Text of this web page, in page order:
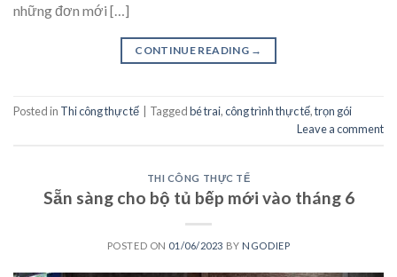
những đơn mới […]
CONTINUE READING →
Posted in Thi công thực tế Taggedbé trai,công trình thực tế,trọn gói
Leave a comment
THI CÔNG THỰC TẾ
Sẵn sàng cho bộ tủ bếp mới vào tháng 6
POSTED ON 01/06/2023 BY NGODIEP